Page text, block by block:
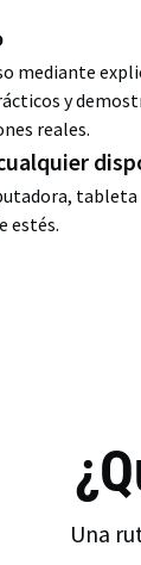
mediante
y
reales.
estés.
Una